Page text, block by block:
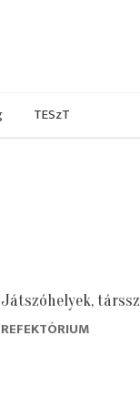
TESzT
Játszóhelyek,
REFEKTÓRIUM